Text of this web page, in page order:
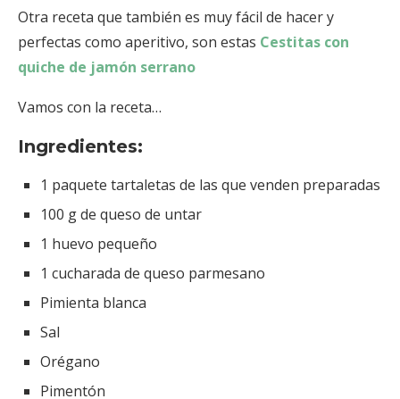
Otra receta que también es muy fácil de hacer y
perfectas como aperitivo, son estas Cestitas con
quiche de jamón serrano
Vamos con la receta…
Ingredientes:
1 paquete tartaletas de las que venden preparadas
100 g de queso de untar
1 huevo pequeño
1 cucharada de queso parmesano
Pimienta blanca
Sal
Orégano
Pimentón